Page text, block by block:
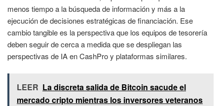
menos tiempo a la búsqueda de información y más a la
ejecución de decisiones estratégicas de financiación. Ese
cambio tangible es la perspectiva que los equipos de tesorería
deben seguir de cerca a medida que se despliegan las
perspectivas de IA en CashPro y plataformas similares.
LEER La discreta salida de Bitcoin sacude el
mercado cripto mientras los inversores veteranos